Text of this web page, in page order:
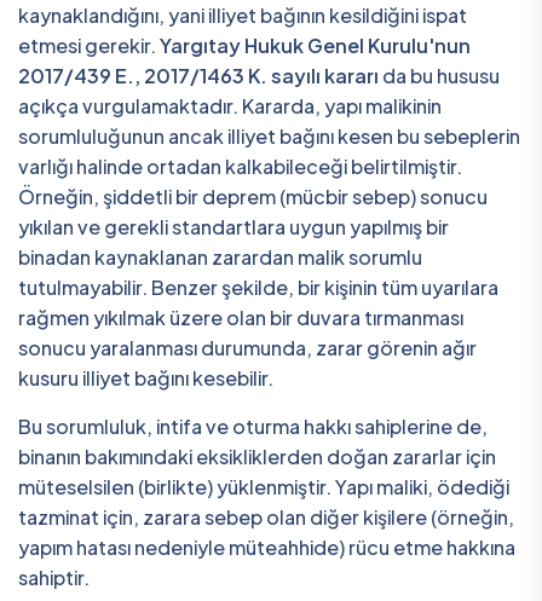
kaynaklandığını, yani illiyet bağının kesildiğini ispat
etmesi gerekir.Yargıtay Hukuk Genel Kurulu'nun
2017/439 E., 2017/1463 K. sayılı kararı da bu hususu
açıkça vurgulamaktadır. Kararda, yapı malikinin
sorumluluğunun ancak illiyet bağını kesen bu sebeplerin
varlığı halinde ortadan kalkabileceği belirtilmiştir.
Örneğin, şiddetli bir deprem (mücbir sebep) sonucu
yıkılan ve gerekli standartlara uygun yapılmış bir
binadan kaynaklanan zarardan malik sorumlu
tutulmayabilir. Benzer şekilde, bir kişinin tüm uyarılara
rağmen yıkılmak üzere olan bir duvara tırmanması
sonucu yaralanması durumunda, zarar görenin ağır
kusuru illiyet bağını kesebilir.
Bu sorumluluk, intifa ve oturma hakkı sahiplerine de,
binanın bakımındaki eksikliklerden doğan zararlar için
müteselsilen (birlikte) yüklenmiştir. Yapı maliki, ödediği
tazminat için, zarara sebep olan diğer kişilere (örneğin,
yapım hatası nedeniyle müteahhide) rücu etme hakkına
sahiptir.